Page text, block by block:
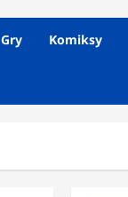
Gry Komiksy